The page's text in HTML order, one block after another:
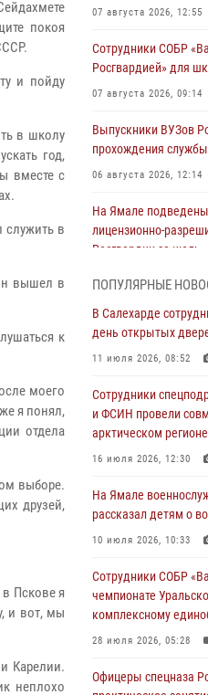
покоя
и пойду
в школу
год,
вместе с
служить в
вышел в
к
моего
я понял,
отдела
выборе.
друзей,
Пскове я
и вот, мы
Карелии.
неплохо
07 августа 2026, 12:55
Сотрудники СОБР
Росгвардией» для
07 августа 2026, 09:14
Выпускники ВУЗов
прохождения
06 августа 2026, 12:14
На Ямале подведены
лицензионно-
Росгвардии за июль
Росгвардия
порядок в период
Генерал-полковник
Всероссийском
образовательном
03 августа 2026, 06:54
Директор
специалистов
профессиональным
01 августа 2026, 11:28
мастерство на Ямале
ПОПУЛЯРНЫЕ
В Салехарде
день открытых
11 июля 2026, 08:52
Сотрудники
и ФСИН провели
арктическом
16 июля 2026, 12:30
На Ямале
рассказал детям о
10 июля 2026, 10:33
Сотрудники СОБР
чемпионате
комплексному
28 июля 2026, 05:28
Офицеры спецназа